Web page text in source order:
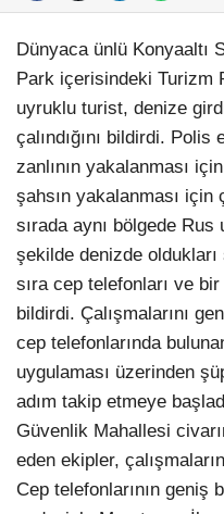
Dünyaca ünlü Konyaaltı
Park içerisindeki Turizm
uyruklu turist, denize
çalındığını bildirdi.
zanlının yakalanması
şahsın yakalanması için
sırada aynı bölgede
şekilde denizde oldukları
sıra cep telefonları ve bir
bildirdi. Çalışmalarını
cep telefonlarında
uygulaması üzerinden
adım takip etmeye
Güvenlik Mahallesi
eden ekipler,
Cep telefonlarının geniş